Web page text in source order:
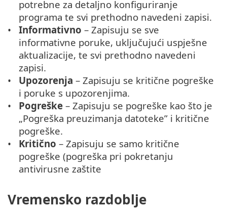
potrebne za detaljno konfiguriranje
programa te svi prethodno navedeni zapisi.
Informativno – Zapisuju se sve
informativne poruke, uključujući uspješne
aktualizacije, te svi prethodno navedeni
zapisi.
Upozorenja – Zapisuju se kritične pogreške
i poruke s upozorenjima.
Pogreške – Zapisuju se pogreške kao što je
„Pogreška preuzimanja datoteke” i kritične
pogreške.
Kritično – Zapisuju se samo kritične
pogreške (pogreška pri pokretanju
antivirusne zaštite
Vremensko razdoblje